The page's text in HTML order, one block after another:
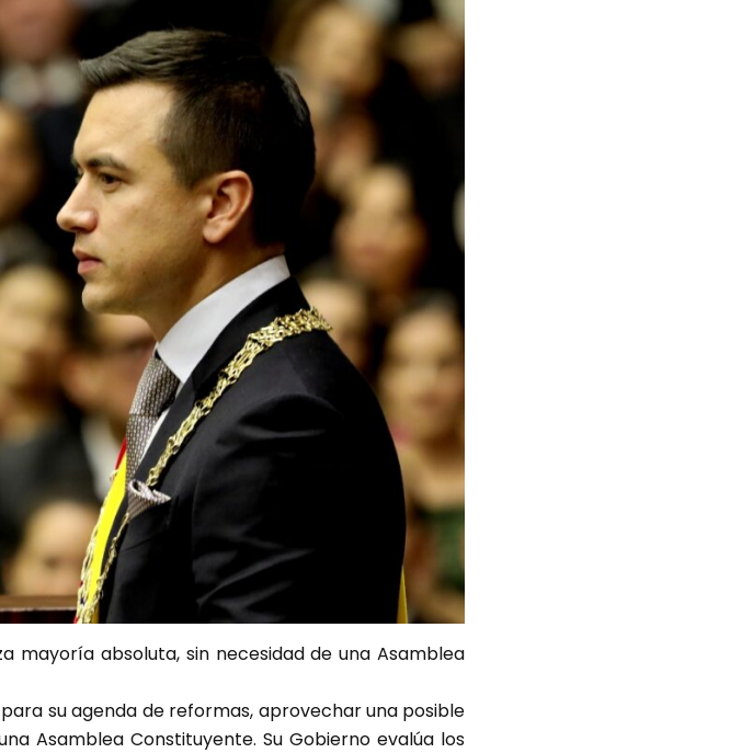
mayoría absoluta, sin necesidad de una Asamblea
su agenda de reformas, aprovechar una posible
Asamblea Constituyente. Su Gobierno evalúa los